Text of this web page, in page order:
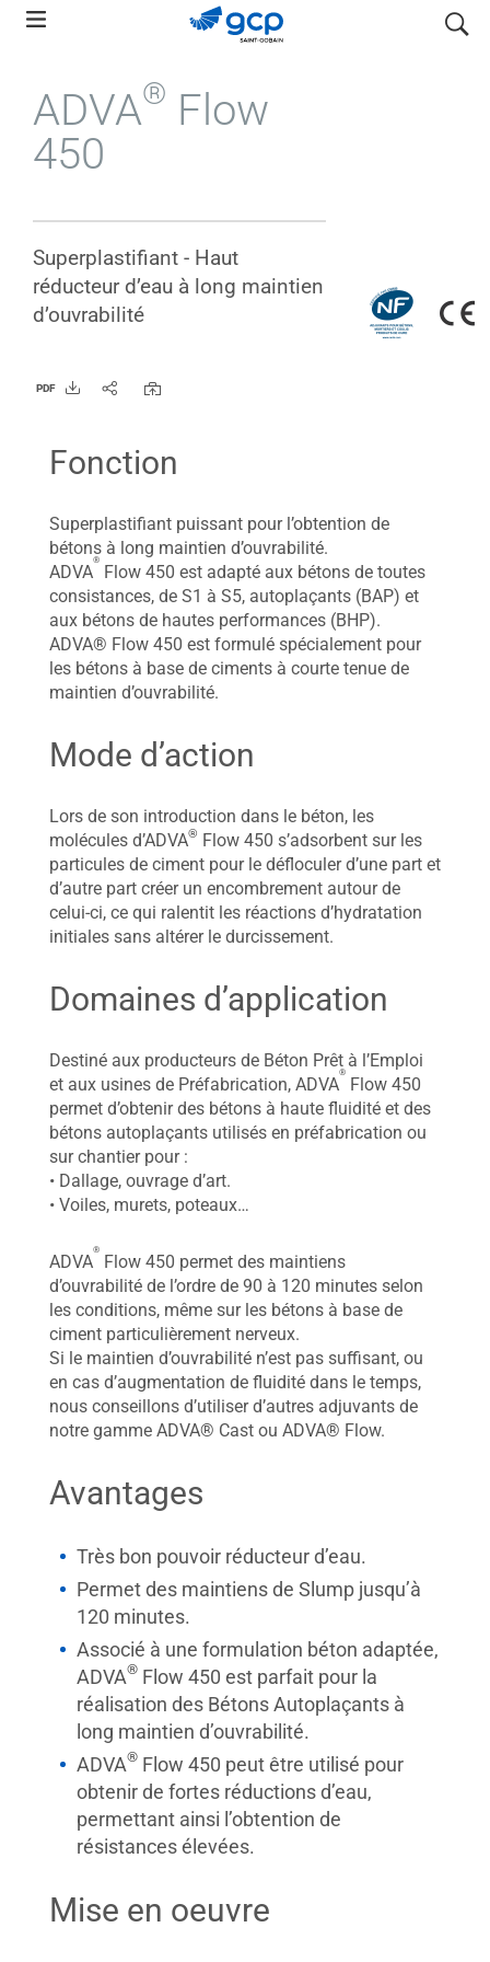
Skip
navigation
search
ADVA® Flow
450
Superplastifiant - Haut
réducteur d’eau à long maintien
d’ouvrabilité
PDF
Fonction
Superplastifiant puissant pour l’obtention de
bétons à long maintien d’ouvrabilité.
ADVA
®
Flow 450 est adapté aux bétons de toutes
consistances, de S1 à S5, autoplaçants (BAP) et
aux bétons de hautes performances (BHP).
ADVA® Flow 450 est formulé spécialement pour
les bétons à base de ciments à courte tenue de
maintien d’ouvrabilité.
Mode d’action
Lors de son introduction dans le béton, les
molécules d’ADVA® Flow 450 s’adsorbent sur les
particules de ciment pour le défloculer d’une part et
d’autre part créer un encombrement autour de
celui-ci, ce qui ralentit les réactions d’hydratation
initiales sans altérer le durcissement.
Domaines d’application
Destiné aux producteurs de Béton Prêt à l’Emploi
et aux usines de Préfabrication, ADVA
®
Flow 450
permet d’obtenir des bétons à haute fluidité et des
bétons autoplaçants utilisés en préfabrication ou
sur chantier pour :
• Dallage, ouvrage d’art.
• Voiles, murets, poteaux…
ADVA
®
Flow 450 permet des maintiens
d’ouvrabilité de l’ordre de 90 à 120 minutes selon
les conditions, même sur les bétons à base de
ciment particulièrement nerveux.
Si le maintien d’ouvrabilité n’est pas suffisant, ou
en cas d’augmentation de fluidité dans le temps,
nous conseillons d’utiliser d’autres adjuvants de
notre gamme ADVA® Cast ou ADVA® Flow.
Avantages
Très bon pouvoir réducteur d’eau.
Permet des maintiens de Slump jusqu’à
120 minutes.
Associé à une formulation béton adaptée,
ADVA® Flow 450 est parfait pour la
réalisation des Bétons Autoplaçants à
long maintien d’ouvrabilité.
ADVA® Flow 450 peut être utilisé pour
obtenir de fortes réductions d’eau,
permettant ainsi l’obtention de
résistances élevées.
Mise en oeuvre